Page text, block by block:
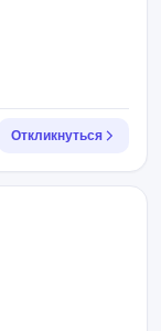
Откликнуться